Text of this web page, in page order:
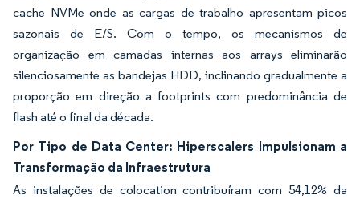
cache NVMe onde as cargas de trabalho apresentam picos
sazonais de E/S. Com o tempo, os mecanismos de
organização em camadas internas aos arrays eliminarão
silenciosamente as bandejas HDD, inclinando gradualmente a
proporção em direção a footprints com predominância de
flash até o final da década.
Por Tipo de Data Center: Hiperscalers Impulsionam a
Transformação da Infraestrutura
As instalações de colocation contribuíram com 54,12% da